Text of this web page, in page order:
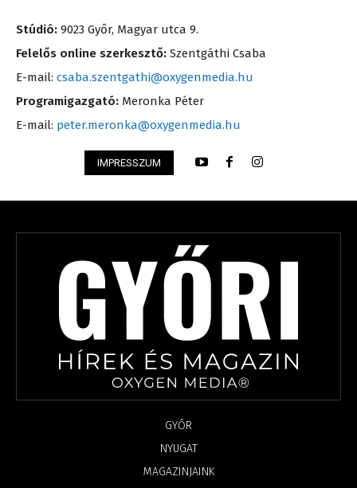
Stúdió: 9023 Győr, Magyar utca 9.
Felelős online szerkesztő: Szentgáthi Csaba
E-mail: csaba.szentgathi@oxygenmedia.hu
Programigazgató: Meronka Péter
E-mail: peter.meronka@oxygenmedia.hu
IMPRESSZUM
GYŐR
NYUGAT
MAGAZINJAINK